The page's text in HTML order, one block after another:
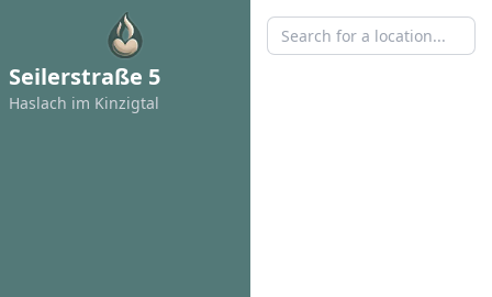
Seilerstraße 5
Haslach im Kinzigtal